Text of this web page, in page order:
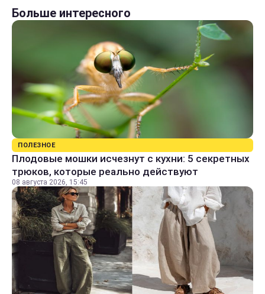
Больше интересного
ПОЛЕЗНОЕ
Плодовые мошки исчезнут с кухни: 5 секретных
трюков, которые реально действуют
08 августа 2026, 15:45